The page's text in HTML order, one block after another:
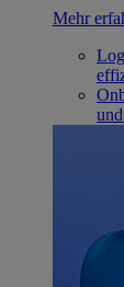
Mehr